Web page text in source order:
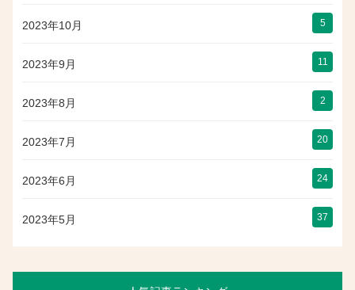
2023年10月 5
2023年9月 11
2023年8月 2
2023年7月 20
2023年6月 24
2023年5月 37